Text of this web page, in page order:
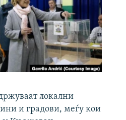
локални
и градови, меѓу кои